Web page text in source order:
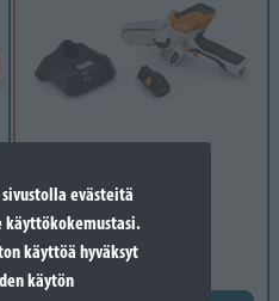
evästeitä
käyttökokemustasi.
käyttöä hyväksyt
käytön
STIHL GTA 26 SET
Varastossa